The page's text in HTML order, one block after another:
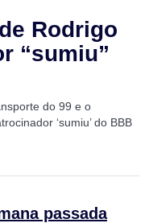
Rodrigo
“sumiu”
do 99 e o
‘sumiu’ do BBB
passada